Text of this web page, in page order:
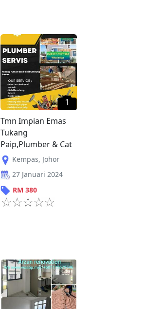
1
Tmn Impian Emas
Tukang
Paip,Plumber & Cat
Kempas, Johor
27 Januari 2024
RM 380